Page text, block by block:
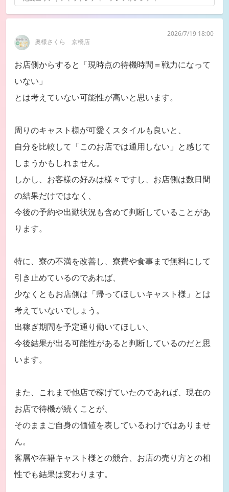
奥様さくら 京橋店
2026/7/19 18:00
お店側からすると「現時点の待機時間＝戦力になって
いない」
とは考えていない可能性が高いと思います。
周りのキャスト様が可愛くスタイルも良いと、
自分を比較して「このお店では通用しない」と感じて
しまうかもしれません。
しかし、お客様の好みは様々ですし、お店側は数日間
の結果だけではなく、
今後の予約や出勤状況も含めて判断していることがあ
ります。
特に、寮の不満を改善し、寮費や食事まで無料にして
引き止めているのであれば、
少なくともお店側は「帰ってほしいキャスト様」とは
考えていないでしょう。
出稼ぎ期間を予定通り働いてほしい、
今後結果が出る可能性があると判断しているのだと思
います。
また、これまで他店で稼げていたのであれば、現在の
お店で待機が続くことが、
そのままご自身の価値を表しているわけではありませ
ん。
客層や在籍キャスト様との競合、お店の売り方との相
性でも結果は変わります。